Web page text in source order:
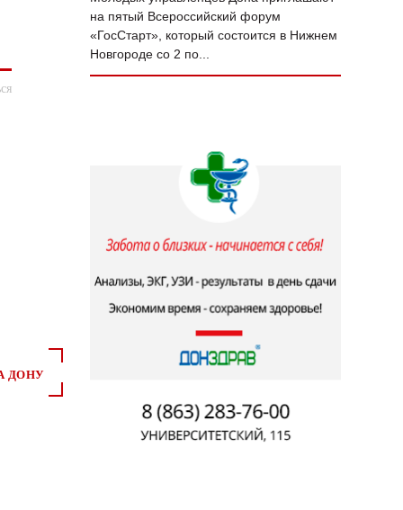
ДОНУ
на пятый Всероссийский форум
«ГосСтарт», который состоится в Нижнем
Новгороде со 2 по...